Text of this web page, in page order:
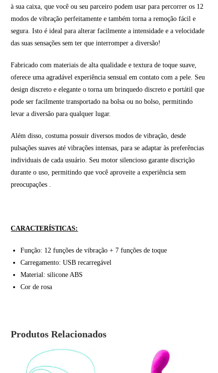
à sua caixa, que você ou seu parceiro podem usar para percorrer os 12
modos de vibração perfeitamente e também torna a remoção fácil e
segura. Isto é ideal para alterar facilmente a intensidade e a velocidade
das suas sensações sem ter que interromper a diversão!
Fabricado com materiais de alta qualidade e textura de toque suave,
oferece uma agradável experiência sensual em contato com a pele. Seu
design discreto e elegante o torna um brinquedo discreto e portátil que
pode ser facilmente transportado na bolsa ou no bolso, permitindo
levar a diversão para qualquer lugar.
Além disso, costuma possuir diversos modos de vibração, desde
pulsações suaves até vibrações intensas, para se adaptar às preferências
individuais de cada usuário. Seu motor silencioso garante discrição
durante o uso, permitindo que você aproveite a experiência sem
preocupações
CARACTERÍSTICAS:
Função: 12 funções de vibração + 7 funções de toque
Carregamento: USB recarregável
Material: silicone ABS
Cor de rosa
Produtos Relacionados